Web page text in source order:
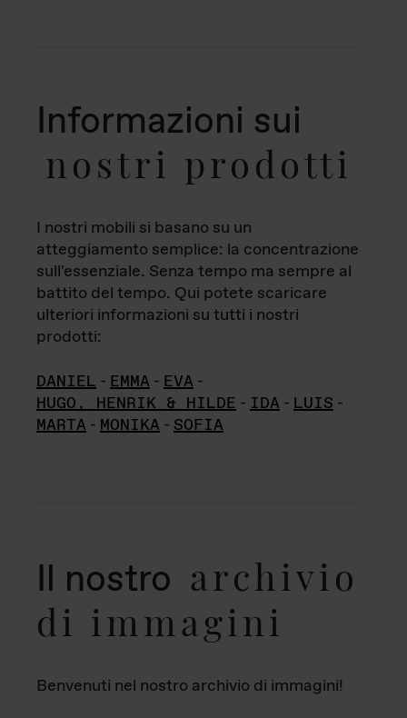
Informazioni sui
nostri prodotti
I nostri mobili si basano su un
atteggiamento semplice: la concentrazione
sull'essenziale. Senza tempo ma sempre al
battito del tempo. Qui potete scaricare
ulteriori informazioni su tutti i nostri
prodotti:
DANIEL - EMMA - EVA -
HUGO, HENRIK & HILDE - IDA - LUIS -
MARTA - MONIKA - SOFIA
Il nostro archivio
di immagini
Benvenuti nel nostro archivio di immagini!